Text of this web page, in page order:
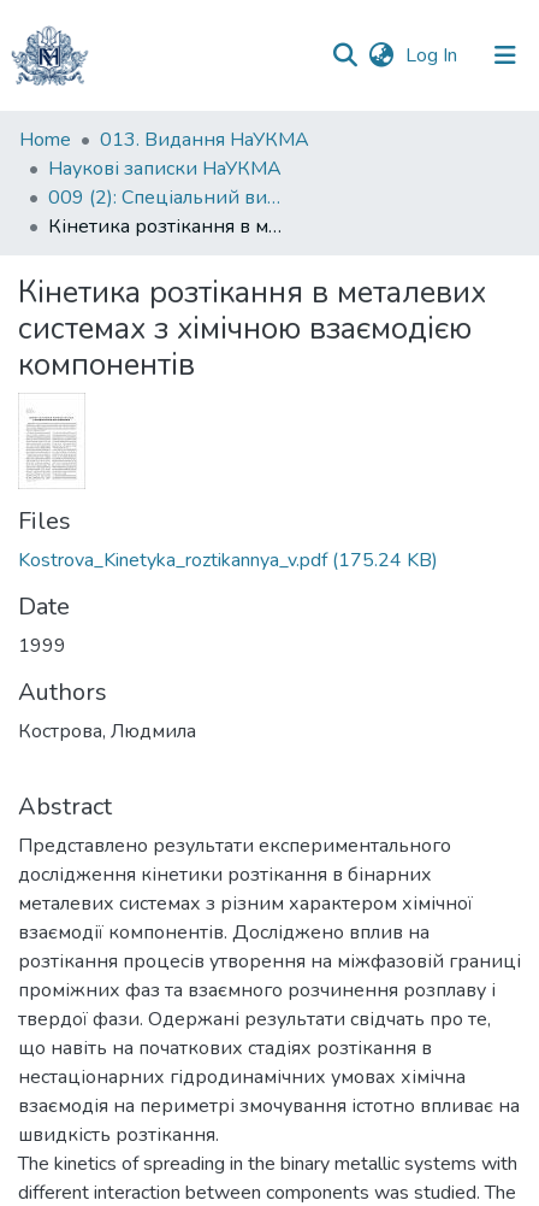
Log In (current)
Communities
&
Collections
All of DSpace
Statistics
Home
013. Видання НаУКМА
Наукові записки НаУКМА
009 (2): Спеціальний випуск
Кінетика розтікання в металевих системах з хімічною взаємодією компонентів
Кінетика розтікання в металевих
системах з хімічною взаємодією
компонентів
Files
Kostrova_Kinetyka_roztikannya_v.pdf(175.24 KB)
Date
1999
Authors
Кострова, Людмила
Abstract
Представлено результати експериментального
дослідження кінетики розтікання в бінарних
металевих системах з різним характером хімічної
взаємодії компонентів. Досліджено вплив на
розтікання процесів утворення на міжфазовій границі
проміжних фаз та взаємного розчинення розплаву і
твердої фази. Одержані результати свідчать про те,
що навіть на початкових стадіях розтікання в
нестаціонарних гідродинамічних умовах хімічна
взаємодія на периметрі змочування істотно впливає на
швидкість розтікання.
The kinetics of spreading in the binary metallic systems with
different interaction between components was studied. The